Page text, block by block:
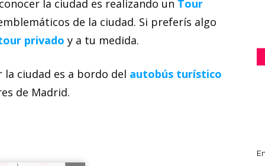
la ciudad es realizando un Tour
de la ciudad. Si preferís algo
privado y a tu medida.
ciudad es a bordo del autobús turístico
de Madrid.